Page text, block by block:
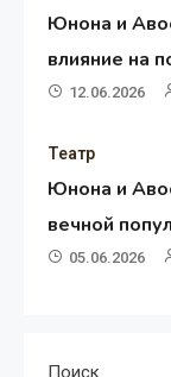
Юнона и
влияние на
12.06.2026
Театр
Юнона и
вечной
05.06.2026
Поиск